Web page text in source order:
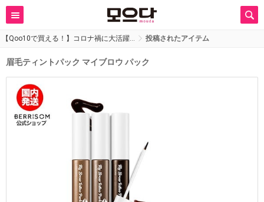
【Qoo10で買える！】コロナ禍に大活躍… 投稿されたアイテム
眉毛ティントパック マイブロウ パック